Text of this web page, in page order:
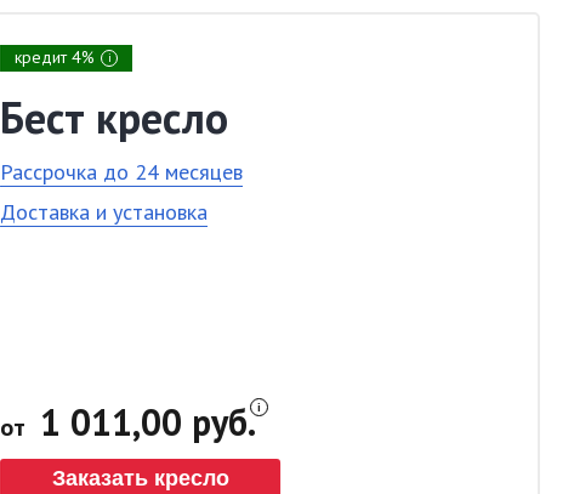
кредит 4% i
Бест кресло
Рассрочка до 24 месяцев
Доставка и установка
от 1 011,00 руб.
Заказать кресло